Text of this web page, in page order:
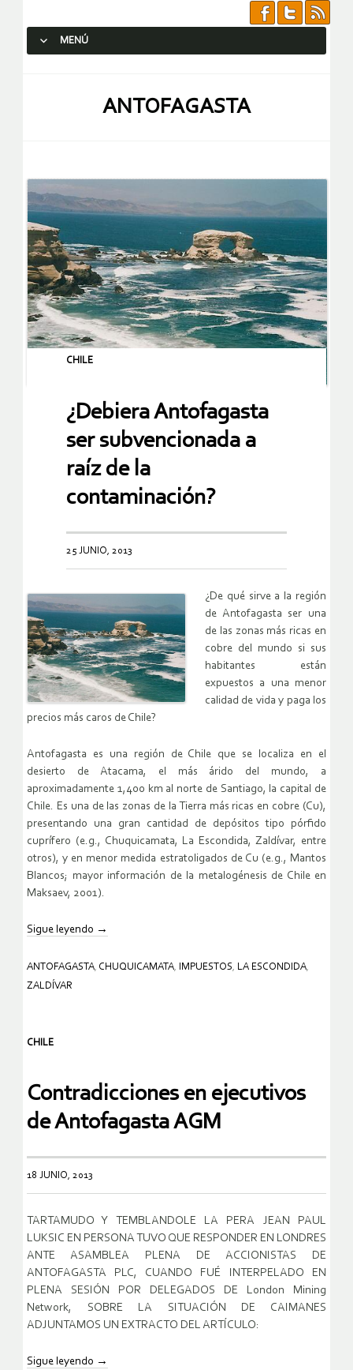
MENÚ
ANTOFAGASTA
CHILE
¿Debiera Antofagasta
ser subvencionada a
raíz de la
contaminación?
25 JUNIO, 2013
¿De qué sirve a la región
de Antofagasta ser una
de las zonas más ricas en
cobre del mundo si sus
habitantes están
expuestos a una menor
calidad de vida y paga los
precios más caros de Chile?
Antofagasta es una región de Chile que se localiza en el
desierto de Atacama, el más árido del mundo, a
aproximadamente 1,400 km al norte de Santiago, la capital de
Chile. Es una de las zonas de la Tierra más ricas en cobre (Cu),
presentando una gran cantidad de depósitos tipo pórfido
cuprífero (e.g., Chuquicamata, La Escondida, Zaldívar, entre
otros), y en menor medida estratoligados de Cu (e.g., Mantos
Blancos; mayor información de la metalogénesis de Chile en
Maksaev, 2001).
Sigue leyendo →
ANTOFAGASTA, CHUQUICAMATA, IMPUESTOS, LA ESCONDIDA,
ZALDÍVAR
CHILE
Contradicciones en ejecutivos
de Antofagasta AGM
18 JUNIO, 2013
TARTAMUDO Y TEMBLANDOLE LA PERA JEAN PAUL
LUKSIC EN PERSONA TUVO QUE RESPONDER EN LONDRES
ANTE ASAMBLEA PLENA DE ACCIONISTAS DE
ANTOFAGASTA PLC, CUANDO FUÉ INTERPELADO EN
PLENA SESIÓN POR DELEGADOS DE London Mining
Network, SOBRE LA SITUACIÓN DE CAIMANES
ADJUNTAMOS UN EXTRACTO DEL ARTÍCULO:
Sigue leyendo →